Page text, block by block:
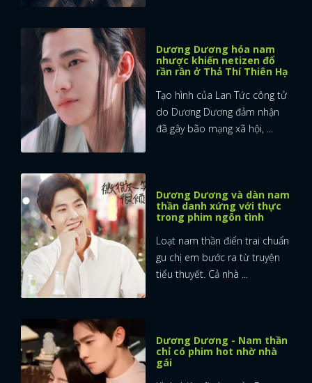
x
ĐĂNG NHẬP
Dương Dương hóa nam
nhược khiến netizen đổ
rần rần ở Thả Thí Thiên Hạ
Tạo hình của Lan Tức công tử
do Dương Dương đảm nhận
đã gây bão mạng xã hội, ...
Dương Dương và dàn nam
thần danh xứng với thực
trong phim ngôn tình
Loạt nam thần điển trai chuẩn
gu chị em bước ra từ truyện
tiểu thuyết. Cả nhà ...
Dương Dương - Nam thần
chỉ có phim hot nhờ nhà
gái